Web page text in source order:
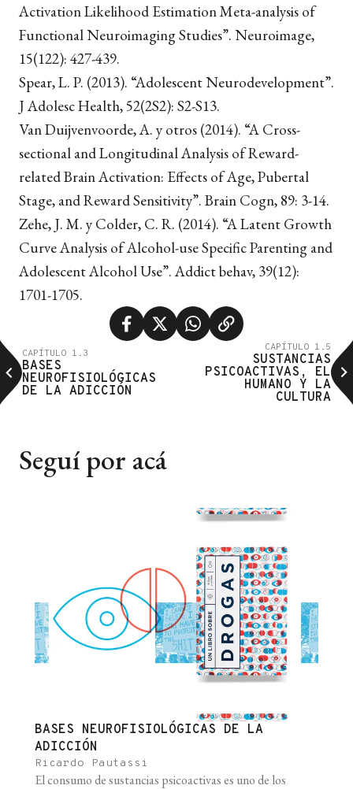
Activation Likelihood Estimation Meta-analysis of
Functional Neuroimaging Studies”. Neuroimage,
15(122): 427-439.
Spear, L. P. (2013). “Adolescent Neurodevelopment”.
J Adolesc Health, 52(2S2): S2-S13.
Van Duijvenvoorde, A. y otros (2014). “A Cross-
sectional and Longitudinal Analysis of Reward-
related Brain Activation: Effects of Age, Pubertal
Stage, and Reward Sensitivity”. Brain Cogn, 89: 3-14.
Zehe, J. M. y Colder, C. R. (2014). “A Latent Growth
Curve Analysis of Alcohol-use Specific Parenting and
Adolescent Alcohol Use”.Addict behav, 39(12):
1701-1705.
CAPÍTULO 1.3
BASES
NEUROFISIOLÓGICAS
DE LA ADICCIÓN
CAPÍTULO 1.5
SUSTANCIAS
PSICOACTIVAS, EL
HUMANO Y LA
CULTURA
Seguí por acá
BASES NEUROFISIOLÓGICAS DE LA
ADICCIÓN
Ricardo Pautassi
El consumo de sustancias psicoactivas es uno de los